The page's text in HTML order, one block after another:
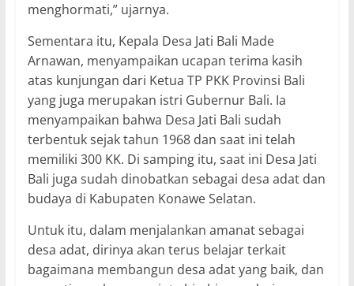
menghormati,” ujarnya.
Sementara itu, Kepala Desa Jati Bali Made
Arnawan, menyampaikan ucapan terima kasih
atas kunjungan dari Ketua TP PKK Provinsi Bali
yang juga merupakan istri Gubernur Bali. Ia
menyampaikan bahwa Desa Jati Bali sudah
terbentuk sejak tahun 1968 dan saat ini telah
memiliki 300 KK. Di samping itu, saat ini Desa Jati
Bali juga sudah dinobatkan sebagai desa adat dan
budaya di Kabupaten Konawe Selatan.
Untuk itu, dalam menjalankan amanat sebagai
desa adat, dirinya akan terus belajar terkait
bagaimana membangun desa adat yang baik, dan